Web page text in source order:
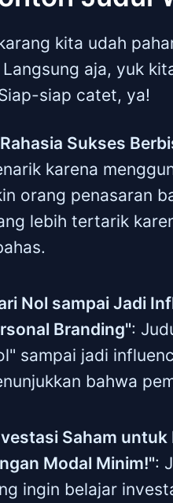
kita udah
aja, yuk
siap catet, ya!
Sukses
karena
orang penasaran
lebih tertarik
Nol sampai Jadi
Branding":
sampai jadi
bahwa
Saham untuk
Modal Minim!":
ingin belajar